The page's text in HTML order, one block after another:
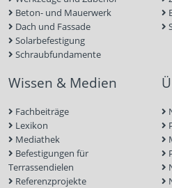
Beton- und Mauerwerk
Dach und Fassade
Solarbefestigung
Schraubfundamente
Wissen & Medien
Fachbeiträge
Lexikon
Mediathek
Befestigungen für
Terrassendielen
Referenzprojekte